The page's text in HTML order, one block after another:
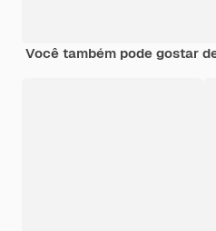
Você também pode gostar